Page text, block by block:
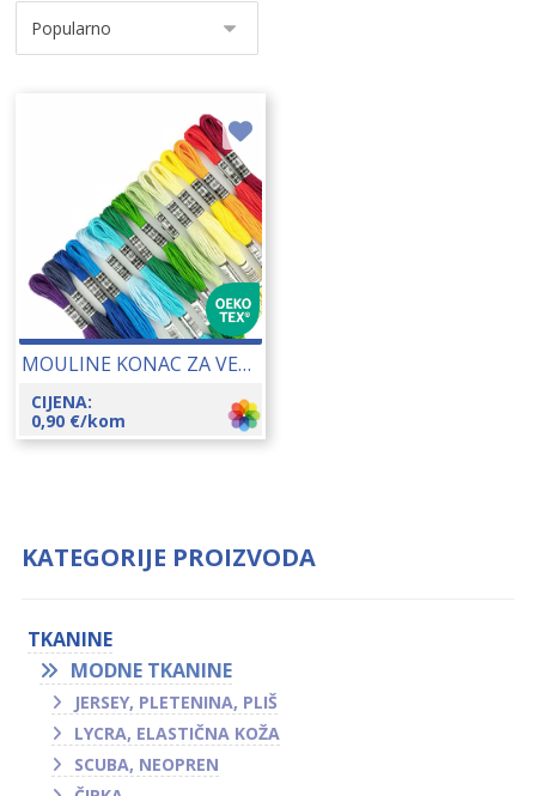
MOULINE KONAC ZA VEZENJE 25148
CIJENA:
0,90 €/kom
KATEGORIJE PROIZVODA
TKANINE
MODNE TKANINE
JERSEY, PLETENINA, PLIŠ
LYCRA, ELASTIČNA KOŽA
SCUBA, NEOPREN